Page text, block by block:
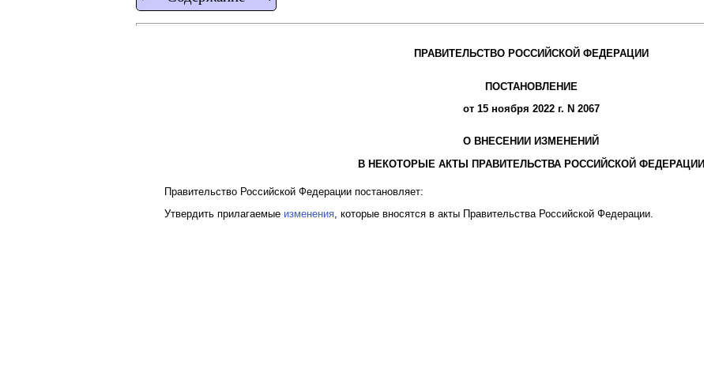
ПРАВИТЕЛЬСТВО РОССИЙСКОЙ ФЕДЕРАЦИИ
ПОСТАНОВЛЕНИЕ
от 15 ноября 2022 г. N 2067
О ВНЕСЕНИИ ИЗМЕНЕНИЙ
В НЕКОТОРЫЕ АКТЫ ПРАВИТЕЛЬСТВА РОССИЙСКОЙ ФЕДЕРАЦИИ
Правительство Российской Федерации постановляет:
Утвердить прилагаемые изменения, которые вносятся в акты Правительства Российской Федерации.